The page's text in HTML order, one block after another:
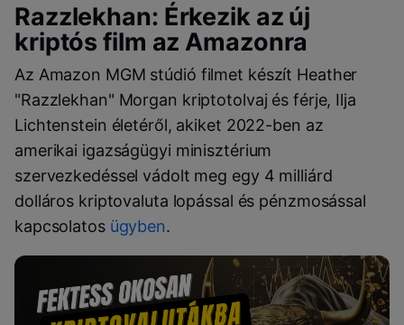
Razzlekhan: Érkezik az új
kriptós film az Amazonra
Az Amazon MGM stúdió filmet készít Heather
"Razzlekhan" Morgan kriptotolvaj és férje, Ilja
Lichtenstein életéről, akiket 2022-ben az
amerikai igazságügyi minisztérium
szervezkedéssel vádolt meg egy 4 milliárd
dolláros kriptovaluta lopással és pénzmosással
kapcsolatos ügyben.